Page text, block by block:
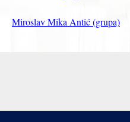
Miroslav Mika Antić (grupa)